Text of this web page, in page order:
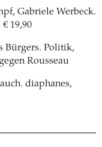
Gabriele Werbeck.
€ 19,90
Bürgers. Politik,
Rousseau
diaphanes,